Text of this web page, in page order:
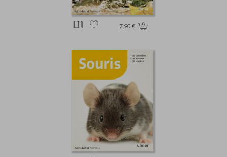
7.90 €